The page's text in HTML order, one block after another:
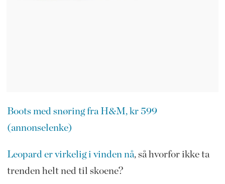
Boots med snøring fra H&M, kr 599
(annonselenke)
Leopard er virkelig i vinden nå, så hvorfor ikke ta
trenden helt ned til skoene?